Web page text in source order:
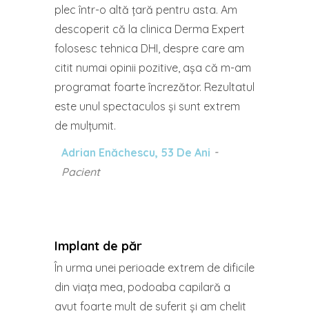
plec într-o altă țară pentru asta. Am
descoperit că la clinica Derma Expert
folosesc tehnica DHI, despre care am
citit numai opinii pozitive, așa că m-am
programat foarte încrezător. Rezultatul
este unul spectaculos și sunt extrem
de mulțumit.
Adrian Enăchescu, 53 De Ani
Pacient
Implant de păr
În urma unei perioade extrem de dificile
din viața mea, podoaba capilară a
avut foarte mult de suferit și am chelit